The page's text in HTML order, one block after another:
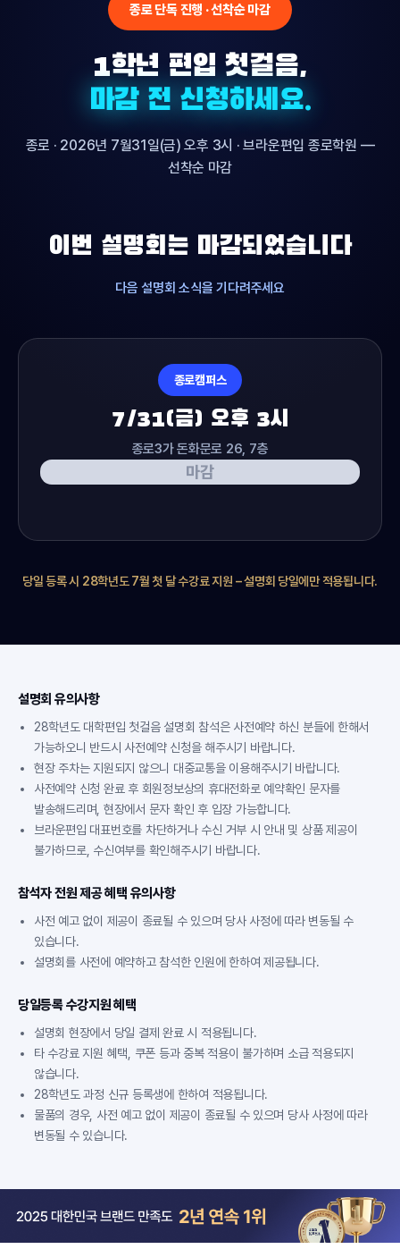
종로 단독 진행 · 선착순 마감
1학년 편입 첫걸음,
마감 전 신청하세요.
종로 · 2026년 7월31일(금) 오후 3시 · 브라운편입 종로학원 —
선착순 마감
이번 설명회는 마감되었습니다
다음 설명회 소식을 기다려주세요
종로캠퍼스
7/31(금) 오후 3시
종로3가 돈화문로 26, 7층
마감
당일 등록 시 28학년도 7월 첫 달 수강료 지원 – 설명회 당일에만 적용됩니다.
설명회 유의사항
28학년도 대학편입 첫걸음 설명회 참석은 사전예약 하신 분들에 한해서
가능하오니 반드시 사전예약 신청을 해주시기 바랍니다.
현장 주차는 지원되지 않으니 대중교통을 이용해주시기 바랍니다.
사전예약 신청 완료 후 회원정보상의 휴대전화로 예약확인 문자를
발송해드리며, 현장에서 문자 확인 후 입장 가능합니다.
브라운편입 대표번호를 차단하거나 수신 거부 시 안내 및 상품 제공이
불가하므로, 수신여부를 확인해주시기 바랍니다.
참석자 전원 제공 혜택 유의사항
사전 예고 없이 제공이 종료될 수 있으며 당사 사정에 따라 변동될 수
있습니다.
설명회를 사전에 예약하고 참석한 인원에 한하여 제공됩니다.
당일등록 수강지원 혜택
설명회 현장에서 당일 결제 완료 시 적용됩니다.
타 수강료 지원 혜택, 쿠폰 등과 중복 적용이 불가하며 소급 적용되지
않습니다.
28학년도 과정 신규 등록생에 한하여 적용됩니다.
물품의 경우, 사전 예고 없이 제공이 종료될 수 있으며 당사 사정에 따라
변동될 수 있습니다.